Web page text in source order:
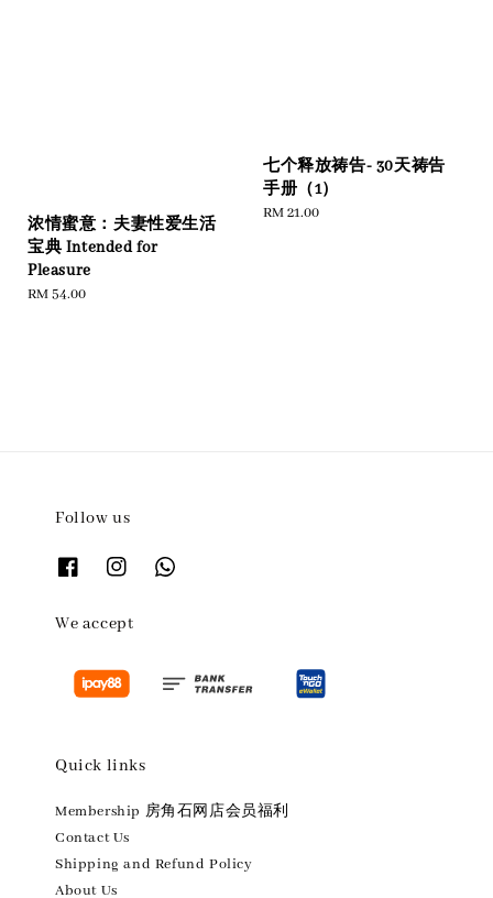
浓情蜜意：夫妻性爱生活
宝典 Intended for
Pleasure
Regular
RM 54.00
七个释放祷告- 30天祷告
手册（1）
Regular
RM 21.00
Follow us
We accept
Quick links
Membership 房角石网店会员福利
Contact Us
Shipping and Refund Policy
About Us